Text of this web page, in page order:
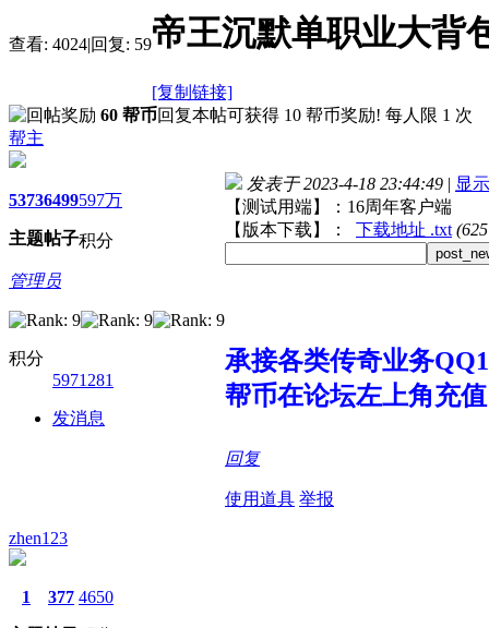
查看: 4024|回复: 59帝王沉默单职业大背
[复制链接]
60 帮币回复本帖可获得 10 帮币奖励! 每人限 1 次
帮主
5373
主题
6499
帖子
597万
积分
管理员
积分
5971281
发消息
发表于 2023-4-18 23:44:49 | 显
【测试用端】：16周年客户端
【版本下载】：
下载地址 .txt
承接各类传奇业务
帮币在论坛左上角充
回复
使用道具 举报
zhen123
1 377 4650